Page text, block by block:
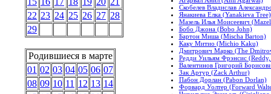
22 23 24 25 26 27 28
29
Родившиеся в марте
01 02 03 04 05 06 07
08 09 10 11 12 13 14
Скобелев Владислав
Янакиева Елка (Yanakieva Tree)
Мазель Илья Моисеевич
Бобо Джона (Bobo John)
Бартон Миша (Mischa Barton)
Каку Митио (Michio Kaku)
Дмитрович Марко (The
Редди Уильям Фрэнсис
Валентинов Григорий
Зак Артур (Zack Arthur)
Пабон Дорлан (Pabon Dorlan)
Форвард Уолтер (Forward